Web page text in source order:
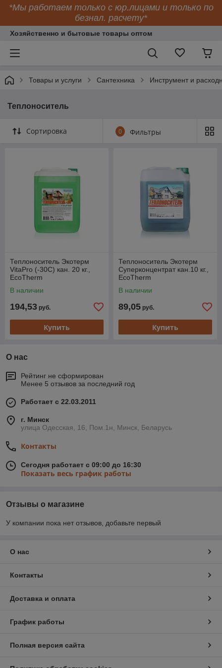
*Мы работаем только с юр.лицами и только по
безнал. расчету*
Хозяйственно и бытовые товары оптом
Товары и услуги Сантехника Инструмент и
Теплоноситель
Сортировка 0 Фильтры
Теплоноситель Экотерм
VitaPro (-30С) кан. 20 кг.,
EcoTherm
В наличии
194,53 руб.
Купить
Теплоноситель Экотерм
Суперконцентрат кан.10 кг.,
EcoTherm
В наличии
89,05 руб.
Купить
О нас
Рейтинг не сформирован
Менее 5 отзывов за последний год
Работает с 22.03.2011
г. Минск
улица Одесская, 16, Пом.1н, Минск, Беларусь
Контакты
Сегодня работает с 09:00 до 16:30
Показать весь график работы
Отзывы о магазине
У компании пока нет отзывов, добавьте первый
О нас
Контакты
Доставка и оплата
График работы
Полная версия сайта